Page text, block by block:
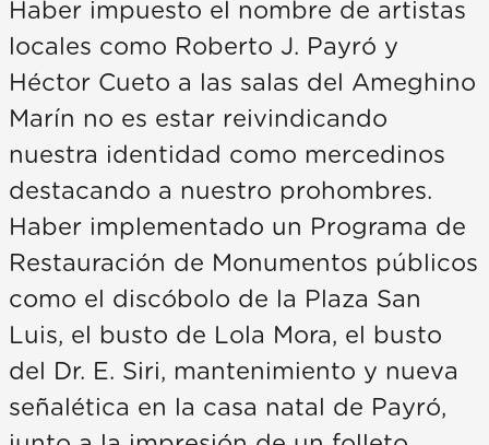
Haber impuesto el nombre de artistas
locales como Roberto J. Payró y
Héctor Cueto a las salas del Ameghino
Marín no es estar reivindicando
nuestra identidad como mercedinos
destacando a nuestro prohombres.
Haber implementado un Programa de
Restauración de Monumentos públicos
como el discóbolo de la Plaza San
Luis, el busto de Lola Mora, el busto
del Dr. E. Siri, mantenimiento y nueva
señalética en la casa natal de Payró,